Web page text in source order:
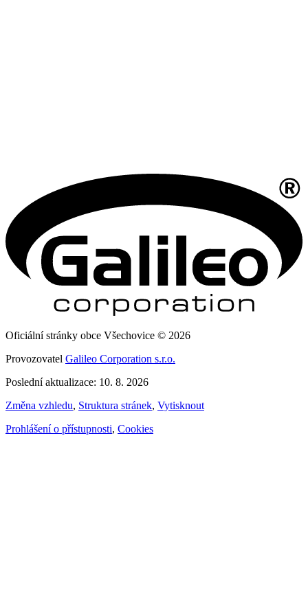
Oficiální stránky obce Všechovice © 2026
Provozovatel Galileo Corporation s.r.o.
Poslední aktualizace: 10. 8. 2026
Změna vzhledu, Struktura stránek, Vytisknout
Prohlášení o přístupnosti, Cookies